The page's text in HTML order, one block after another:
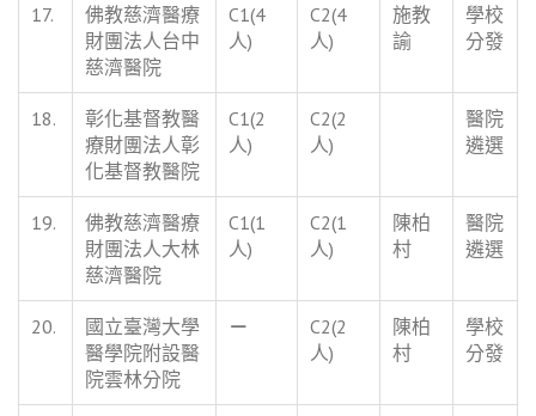
17.
佛教慈濟醫療
財團法人台中
慈濟醫院
C1(4
人)
C2(4
人)
施教
諭
學校
分發
18.
彰化基督教醫
療財團法人彰
化基督教醫院
C1(2
人)
C2(2
人)
醫院
遴選
19.
佛教慈濟醫療
財團法人大林
慈濟醫院
C1(1
人)
C2(1
人)
陳柏
村
醫院
遴選
20.
國立臺灣大學
醫學院附設醫
院雲林分院
－
C2(2
人)
陳柏
村
學校
分發